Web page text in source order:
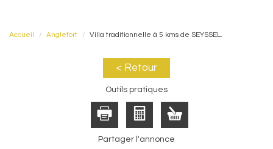
Accueil Anglefort Villa traditionnelle à 5 kms de SEYSSEL.
< Retour
Outils pratiques
Partager l'annonce